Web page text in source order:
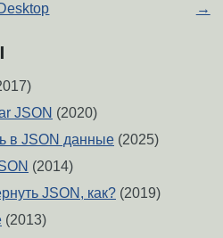
→
JSON (2020)
в JSON данные (2025)
(2014)
JSON, как? (2019)
(2013)